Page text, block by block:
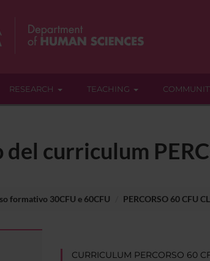
RESEARCH TEACHING
curriculum
formativo 30CFU e 60CFU PERCORSO 60 CFU
CURRICULUM PERCORSO 60